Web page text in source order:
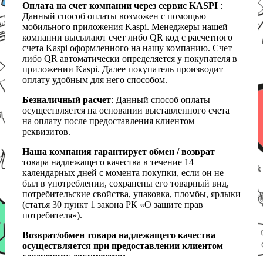
Оплата на счет компании через сервис KASPI :
Данный способ оплаты возможен с помощью
мобильного приложения Kaspi. Менеджеры нашей
компании высылают счет либо QR код с расчетного
счета Kaspi оформленного на нашу компанию. Счет
либо QR автоматически определяется у покупателя в
приложении Kaspi. Далее покупатель производит
оплату удобным для него способом.
Безналичный расчет: Данный способ оплаты
осуществляется на основании выставленного счета
на оплату после предоставления клиентом
реквизитов.
Наша компания гарантирует обмен / возврат
товара надлежащего качества в течение 14
календарных дней с момента покупки, если он не
был в употреблении, сохранены его товарный вид,
потребительские свойства, упаковка, пломбы, ярлыки
(статья 30 пункт 1 закона РК «О защите прав
потребителя»).
Возврат/обмен товара надлежащего качества
осуществляется при предоставлении клиентом